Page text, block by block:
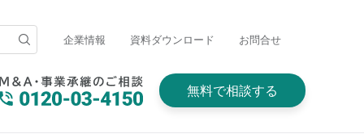
企業情報 資料ダウンロード お問合せ
無料で相談する